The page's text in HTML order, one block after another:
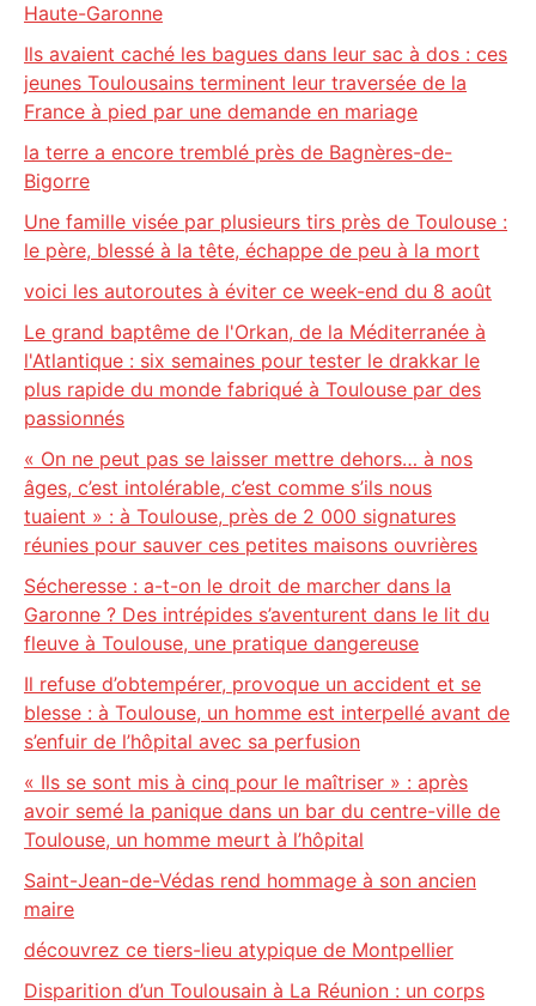
Haute-Garonne
Ils avaient caché les bagues dans leur sac à dos : ces
jeunes Toulousains terminent leur traversée de la
France à pied par une demande en mariage
la terre a encore tremblé près de Bagnères-de-
Bigorre
Une famille visée par plusieurs tirs près de Toulouse :
le père, blessé à la tête, échappe de peu à la mort
voici les autoroutes à éviter ce week-end du 8 août
Le grand baptême de l'Orkan, de la Méditerranée à
l'Atlantique : six semaines pour tester le drakkar le
plus rapide du monde fabriqué à Toulouse par des
passionnés
« On ne peut pas se laisser mettre dehors… à nos
âges, c’est intolérable, c’est comme s’ils nous
tuaient » : à Toulouse, près de 2 000 signatures
réunies pour sauver ces petites maisons ouvrières
Sécheresse : a-t-on le droit de marcher dans la
Garonne ? Des intrépides s’aventurent dans le lit du
fleuve à Toulouse, une pratique dangereuse
Il refuse d’obtempérer, provoque un accident et se
blesse : à Toulouse, un homme est interpellé avant de
s’enfuir de l’hôpital avec sa perfusion
« Ils se sont mis à cinq pour le maîtriser » : après
avoir semé la panique dans un bar du centre-ville de
Toulouse, un homme meurt à l’hôpital
Saint-Jean-de-Védas rend hommage à son ancien
maire
découvrez ce tiers-lieu atypique de Montpellier
Disparition d’un Toulousain à La Réunion : un corps